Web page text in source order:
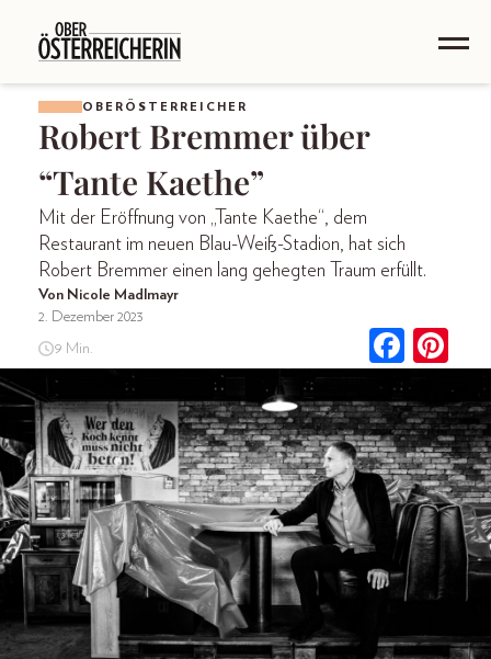
OBERÖSTERREICHER
Robert Bremmer über
“Tante Kaethe”
Mit der Eröffnung von „Tante Kaethe“, dem
Restaurant im neuen Blau-Weiß-Stadion, hat sich
Robert Bremmer einen lang gehegten Traum erfüllt.
Von Nicole Madlmayr
2. Dezember 2023
9 Min.